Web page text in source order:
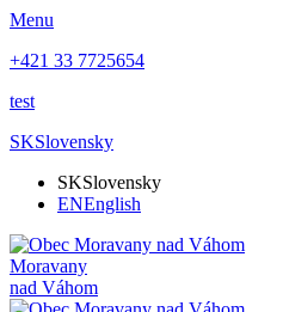
Menu
+421 33 7725654
test
SKSlovensky
SKSlovensky
ENEnglish
Moravany
nad Váhom